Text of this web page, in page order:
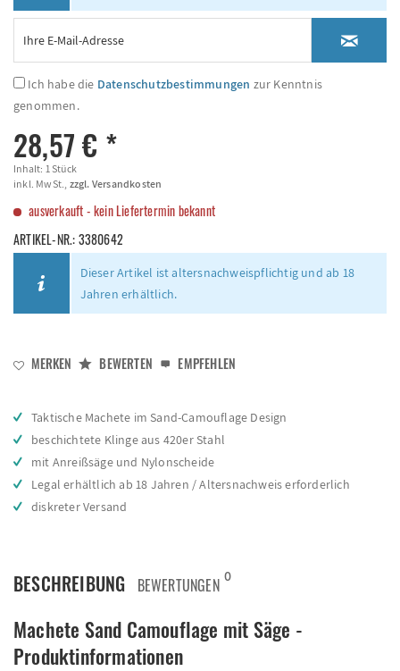
Ich habe die Datenschutzbestimmungen zur Kenntnis
genommen.
28,57 € *
Inhalt: 1 Stück
inkl. MwSt., zzgl. Versandkosten
ausverkauft - kein Liefertermin bekannt
ARTIKEL-NR.:3380642
Dieser Artikel ist altersnachweispflichtig und ab 18
Jahren erhältlich.
MERKEN BEWERTEN EMPFEHLEN
Taktische Machete im Sand-Camouflage Design
beschichtete Klinge aus 420er Stahl
mit Anreißsäge und Nylonscheide
Legal erhältlich ab 18 Jahren / Altersnachweis erforderlich
diskreter Versand
BESCHREIBUNG BEWERTUNGEN 0
Machete Sand Camouflage mit Säge -
Produktinformationen